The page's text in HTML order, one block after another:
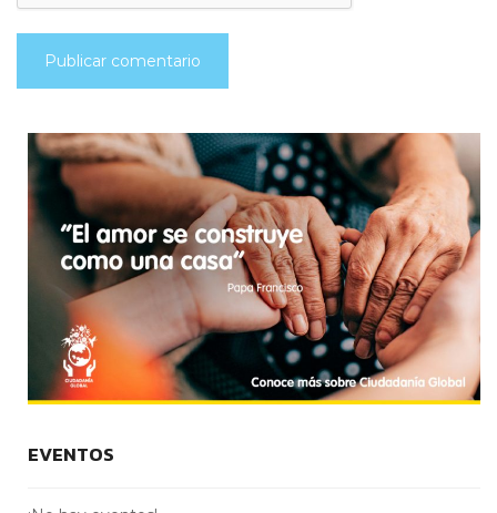
EVENTOS